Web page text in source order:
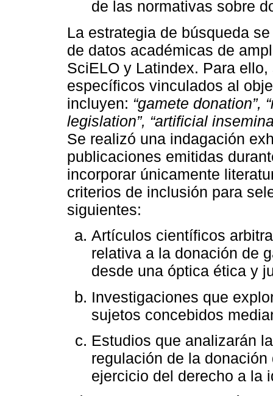
de las normativas sobre
La estrategia de búsqueda
de datos académicas de
SciELO y Latindex. Para
específicos vinculados al
incluyen: “gamete donation”,
legislation”, “artificial
Se realizó una indagación
publicaciones emitidas
incorporar únicamente
criterios de inclusión para
siguientes:
Artículos científicos
relativa a la donación de
desde una óptica ética y
Investigaciones que
sujetos concebidos
Estudios que analizarán
regulación de la
ejercicio del derecho a la